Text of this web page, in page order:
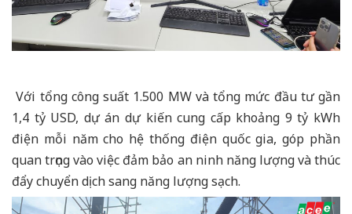
Với tổng công suất 1.500 MW và tổng mức đầu tư gần
1,4 tỷ USD, dự án dự kiến cung cấp khoảng 9 tỷ kWh
điện mỗi năm cho hệ thống điện quốc gia, góp phần
quan trọng vào việc đảm bảo an ninh năng lượng và thúc
đẩy chuyển dịch sang năng lượng sạch.